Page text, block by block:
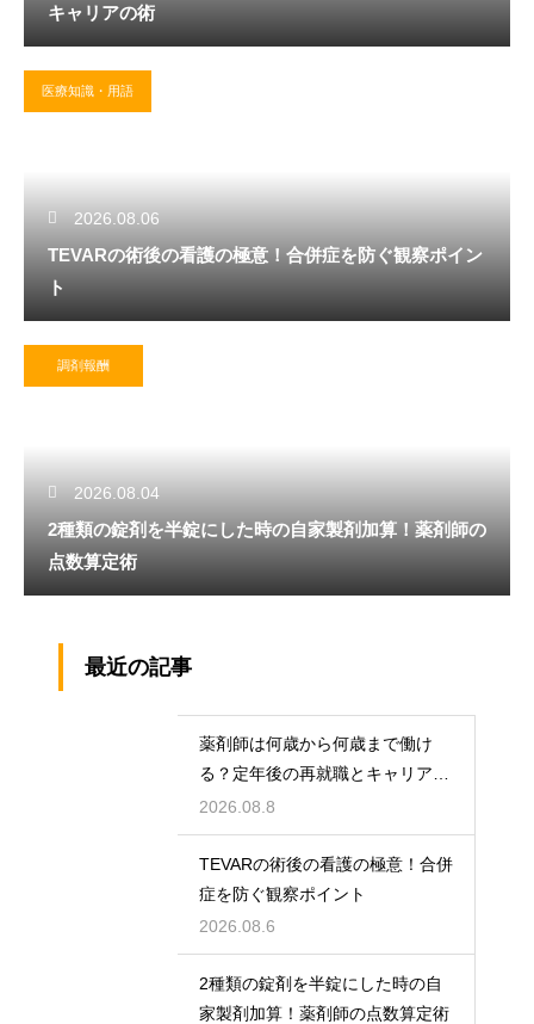
キャリアの術
医療知識・用語
2026.08.06
TEVARの術後の看護の極意！合併症を防ぐ観察ポイン
ト
調剤報酬
2026.08.04
2種類の錠剤を半錠にした時の自家製剤加算！薬剤師の
点数算定術
最近の記事
薬剤師は何歳から何歳まで働け
る？定年後の再就職とキャリアの
術
2026.08.8
TEVARの術後の看護の極意！合併
症を防ぐ観察ポイント
2026.08.6
2種類の錠剤を半錠にした時の自
家製剤加算！薬剤師の点数算定術